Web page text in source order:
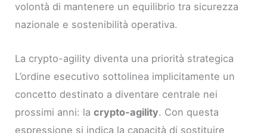
volontà di mantenere un equilibrio tra sicurezza
nazionale e sostenibilità operativa.
La crypto-agility diventa una priorità strategica
L’ordine esecutivo sottolinea implicitamente un
concetto destinato a diventare centrale nei
prossimi anni: lacrypto-agility. Con questa
espressione si indica la capacità di sostituire